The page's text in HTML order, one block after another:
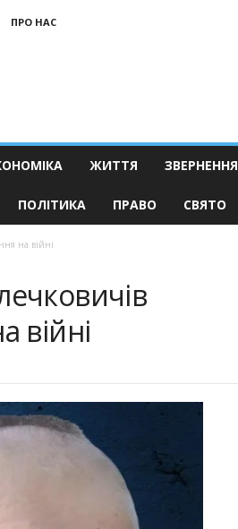
ПРО НАС
ЖИТТЯ ЗВЕРНЕННЯ
ПОЛІТИКА ПРАВО СВЯТО
на війні
війні